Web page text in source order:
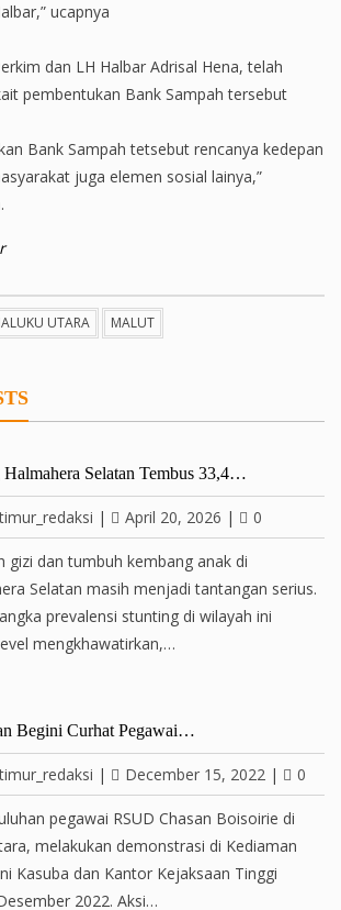
ucapnya
dan LH Halbar Adrisal Hena, telah
pembentukan Bank Sampah tersebut
Bank Sampah tetsebut rencanya kedepan
juga elemen sosial lainya,”
UTARA MALUT
Selatan Tembus 33,4…
| April 20, 2026 | 0
gizi dan tumbuh kembang anak di
Selatan masih menjadi tantangan serius.
prevalensi stunting di wilayah ini
mengkhawatirkan,…
Begini Curhat Pegawai…
| December 15, 2022 | 0
pegawai RSUD Chasan Boisoirie di
melakukan demonstrasi di Kediaman
Kasuba dan Kantor Kejaksaan Tinggi
2022. Aksi…